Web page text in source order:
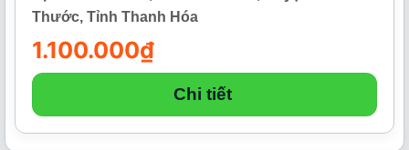
Thước, Tỉnh Thanh Hóa
1.100.000₫
Chi tiết